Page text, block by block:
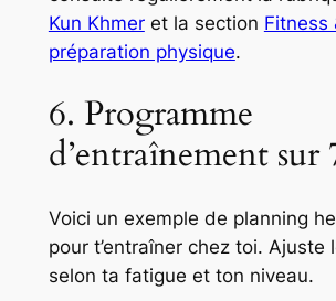
Kun Khmeret la section Fitness
préparation physique.
6. Programme
d’entraînement sur
Voici un exemple de planning
pour t’entraîner chez toi. Ajuste
selon ta fatigue et ton niveau.